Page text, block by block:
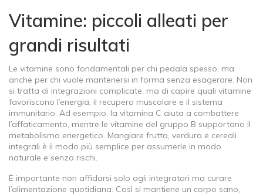
Vitamine: piccoli alleati per
grandi risultati
Le vitamine sono fondamentali per chi pedala spesso, ma
anche per chi vuole mantenersi in forma senza esagerare. Non
si tratta di integrazioni complicate, ma di capire quali vitamine
favoriscono l’energia, il recupero muscolare e il sistema
immunitario. Ad esempio, la vitamina C aiuta a combattere
l’affaticamento, mentre le vitamine del gruppo B supportano il
metabolismo energetico. Mangiare frutta, verdura e cereali
integrali è il modo più semplice per assumerle in modo
naturale e senza rischi.
È importante non affidarsi solo agli integratori ma curare
l’alimentazione quotidiana. Così si mantiene un corpo sano,